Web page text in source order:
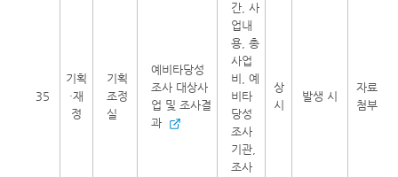
35
기획
·재
정
기획
조정
실
예비타당성
조사 대상사
업 및 조사결
과
간, 사
업내
용, 총
사업
비, 예
비타
당성
조사
기관,
조사
상
시
발생 시
자료
첨부